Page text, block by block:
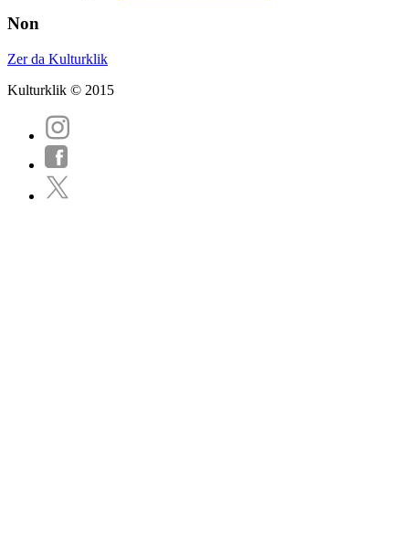
Non
Zer da Kulturklik
Kulturklik © 2015